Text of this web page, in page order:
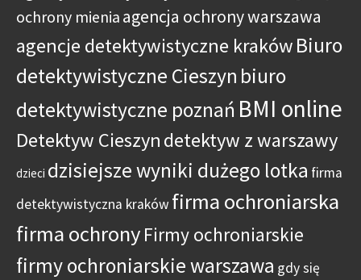
ochrony mienia agencja ochrony warszawa
agencje detektywistyczne krakówBiuro
detektywistyczne Cieszyn biuro
detektywistyczne poznań BMI online
Detektyw Cieszyndetektyw z warszawy
dzieci dzisiejsze wyniki dużego lotka firma
detektywistyczna kraków firma ochroniarska
firma ochrony Firmy ochroniarskie
firmy ochroniarskie warszawa gdy się